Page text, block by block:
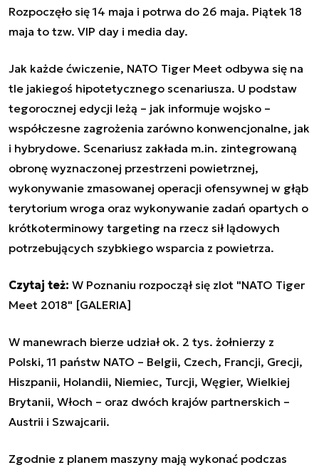
Rozpoczęło się 14 maja i potrwa do 26 maja. Piątek 18
maja to tzw. VIP day i media day.
Jak każde ćwiczenie, NATO Tiger Meet odbywa się na
tle jakiegoś hipotetycznego scenariusza. U podstaw
tegorocznej edycji leżą – jak informuje wojsko –
współczesne zagrożenia zarówno konwencjonalne, jak
i hybrydowe. Scenariusz zakłada m.in. zintegrowaną
obronę wyznaczonej przestrzeni powietrznej,
wykonywanie zmasowanej operacji ofensywnej w głąb
terytorium wroga oraz wykonywanie zadań opartych o
krótkoterminowy targeting na rzecz sił lądowych
potrzebujących szybkiego wsparcia z powietrza.
Czytaj też: W Poznaniu rozpoczął się zlot "NATO Tiger
Meet 2018" [GALERIA]
W manewrach bierze udział ok. 2 tys. żołnierzy z
Polski, 11 państw NATO – Belgii, Czech, Francji, Grecji,
Hiszpanii, Holandii, Niemiec, Turcji, Węgier, Wielkiej
Brytanii, Włoch – oraz dwóch krajów partnerskich –
Austrii i Szwajcarii.
Zgodnie z planem maszyny mają wykonać podczas